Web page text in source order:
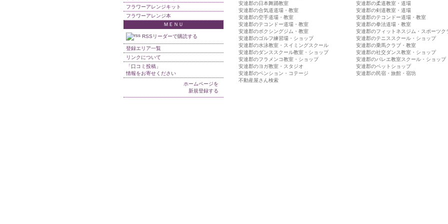
安達郡の日本舞踊教室
安達郡の柔道教室・道場
安達郡の合気道道場・教室
安達郡の剣道教室・道場
安達郡の空手道場・教室
安達郡のテコンドー道場・教室
安達郡のテコンドー道場・教室
安達郡の拳法道場・教室
安達郡のボクシングジム・教室
安達郡のフィットネスジム・スポーツク
安達郡のゴルフ練習場・ショップ
安達郡のテニススクール・ショップ
安達郡の水泳教室・スイミングスクール
安達郡の乗馬クラブ・教室
安達郡のダンススクール教室・ショップ
安達郡の社交ダンス教室・ショップ
安達郡のフラメンコ教室・ショップ
安達郡のバレエ教室スクール・ショップ
安達郡のヨガ教室・スタジオ
安達郡のペットショップ
安達郡のペンション・コテージ
安達郡の民宿・旅館・宿坊
不動産屋さん検索
フラワーアレンジキット
フラワーアレンジ本
ＭＥＮＵ
RSSリーダーで購読する
登録エリア一覧
リンクについて
「口コミ投稿」
情報をお寄せください
ホームページを
新規登録する